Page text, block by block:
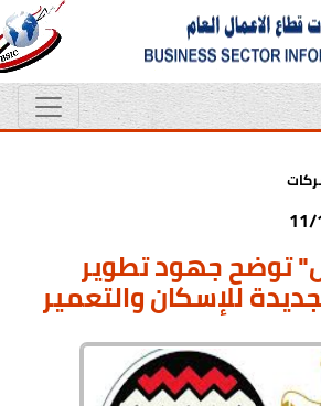
توضح جهود تطوير
للإسكان والتعمير